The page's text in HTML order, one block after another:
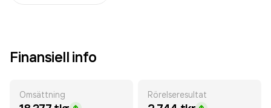
Finansiell info
Omsättning Rörelseresultat